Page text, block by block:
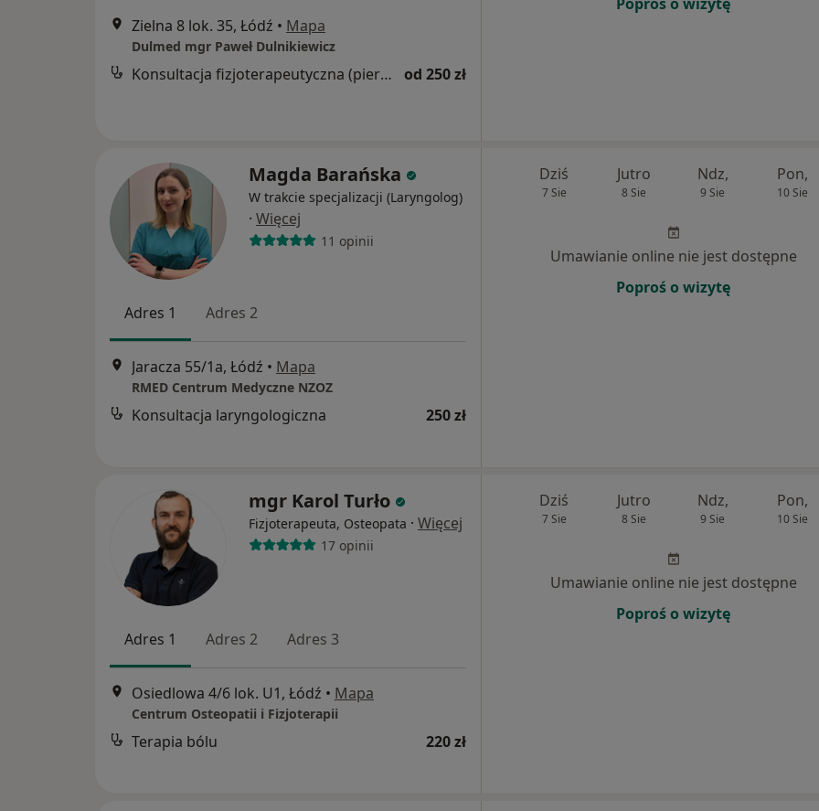
Zielna 8 lok. 35, Łódź • Mapa
Dulmed mgr Paweł Dulnikiewicz
Konsultacja fizjoterapeutyczna (pierwsza wizyta) od 250 zł
Magda Barańska
W trakcie specjalizacji (Laryngolog)
· Więcej
11 opinii
Adres 1 Adres 2
Jaracza 55/1a, Łódź • Mapa
RMED Centrum Medyczne NZOZ
Konsultacja laryngologiczna 250 zł
Dziś
7 Sie
Jutro
8 Sie
Ndz,
9 Sie
Pon,
10 Sie
Umawianie online nie jest dostępne
Poproś o wizytę
mgr Karol Turło
Fizjoterapeuta, Osteopata · Więcej
17 opinii
Adres 1 Adres 2 Adres 3
Osiedlowa 4/6 lok. U1, Łódź • Mapa
Centrum Osteopatii i Fizjoterapii
Terapia bólu 220 zł
Dziś
7 Sie
Jutro
8 Sie
Ndz,
9 Sie
Pon,
10 Sie
Umawianie online nie jest dostępne
Poproś o wizytę